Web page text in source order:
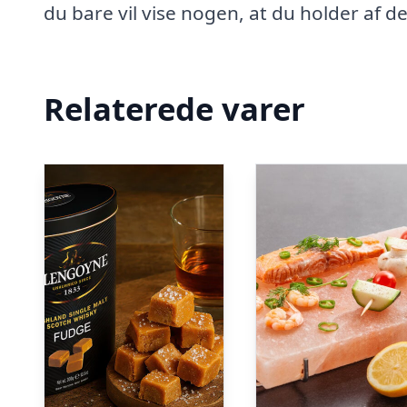
du bare vil vise nogen, at du holder af
Relaterede varer